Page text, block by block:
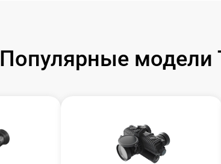
Популярные модели